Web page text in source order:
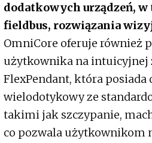
dodatkowych urządzeń,
fieldbus, rozwiązania
OmniCore oferuje również
użytkownika na intuicyjnej
FlexPendant, która posiada
wielodotykowy ze
takimi jak szczypanie,
co pozwala użytkownikom